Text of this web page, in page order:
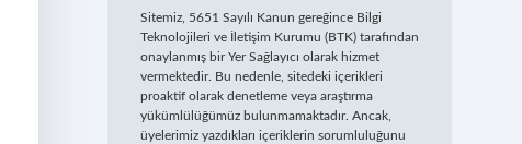
Sitemiz, 5651 Sayılı Kanun gereğince Bilgi
Teknolojileri ve İletişim Kurumu (BTK) tarafından
onaylanmış bir Yer Sağlayıcı olarak hizmet
vermektedir. Bu nedenle, sitedeki içerikleri
proaktif olarak denetleme veya araştırma
yükümlülüğümüz bulunmamaktadır. Ancak,
üyelerimiz yazdıkları içeriklerin sorumluluğunu